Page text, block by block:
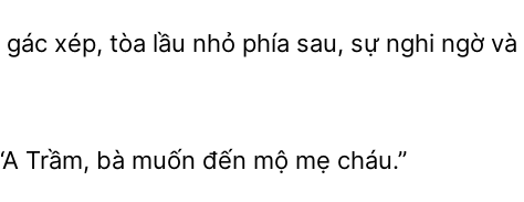
xép, tòa lầu nhỏ phía sau, nghi ngờ
Trầm, bà muốn đến mộ mẹ cháu.”